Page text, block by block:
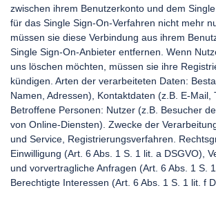
zwischen ihrem Benutzerkonto und dem
für das Single Sign-On-Verfahren nicht mehr
müssen sie diese Verbindung aus ihrem
Single Sign-On-Anbieter entfernen. Wenn
uns löschen möchten, müssen sie ihre
kündigen. Arten der verarbeiteten Daten:
Namen, Adressen), Kontaktdaten (z.B. E-Mail,
Betroffene Personen: Nutzer (z.B. Besucher
von Online-Diensten). Zwecke der
und Service, Registrierungsverfahren.
Einwilligung (Art. 6 Abs. 1 S. 1 lit. a DSGVO),
und vorvertragliche Anfragen (Art. 6 Abs. 1 S.
Berechtigte Interessen (Art. 6 Abs. 1 S. 1 lit. f